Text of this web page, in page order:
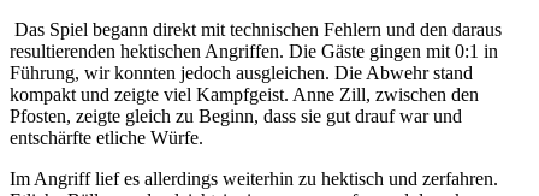
Das Spiel begann direkt mit technischen Fehlern und den daraus
resultierenden hektischen Angriffen. Die Gäste gingen mit 0:1 in
Führung, wir konnten jedoch ausgleichen. Die Abwehr stand
kompakt und zeigte viel Kampfgeist. Anne Zill, zwischen den
Pfosten, zeigte gleich zu Beginn, dass sie gut drauf war und
entschärfte etliche Würfe.
Im Angriff lief es allerdings weiterhin zu hektisch und zerfahren.